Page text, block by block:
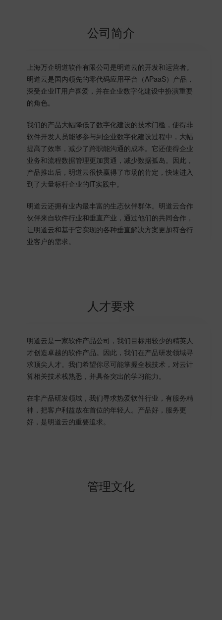
公司简介
上海万企明道软件有限公司是明道云的开发和运营者。
明道云是国内领先的零代码应用平台（APaaS）产品，
深受企业IT用户喜爱，并在企业数字化建设中扮演重要
的角色。
我们的产品大幅降低了数字化建设的技术门槛，使得非
软件开发人员能够参与到企业数字化建设过程中，大幅
提高了效率，减少了跨职能沟通的成本。它还使得企业
业务和流程数据管理更加贯通，减少数据孤岛。因此，
产品推出后，明道云很快赢得了市场的肯定，快速进入
到了大量标杆企业的IT实践中。
明道云还拥有业内最丰富的生态伙伴群体。明道云合作
伙伴来自软件行业和垂直产业，通过他们的共同合作，
让明道云和基于它实现的各种垂直解决方案更加符合行
业客户的需求。
人才要求
明道云是一家软件产品公司，我们目标用较少的精英人
才创造卓越的软件产品。因此，我们在产品研发领域寻
求顶尖人才。我们希望你尽可能掌握全栈技术，对云计
算相关技术栈熟悉，并具备突出的学习能力。
在非产品研发领域，我们寻求热爱软件行业，有服务精
神，把客户利益放在首位的年轻人。产品好，服务更
好，是明道云的重要追求。
管理文化